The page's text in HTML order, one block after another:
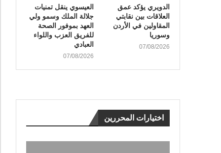
الدويري يؤكد عمق
العلاقات بين نقابتي
المقاولين في الأردن
وسوريا
07/08/2026
العيسوي ينقل تمنيات
جلالة الملك وسمو ولي
العهد بموفور الصحة
للفريق العزب واللواء
العبادي
07/08/2026
اختيارات المحررين